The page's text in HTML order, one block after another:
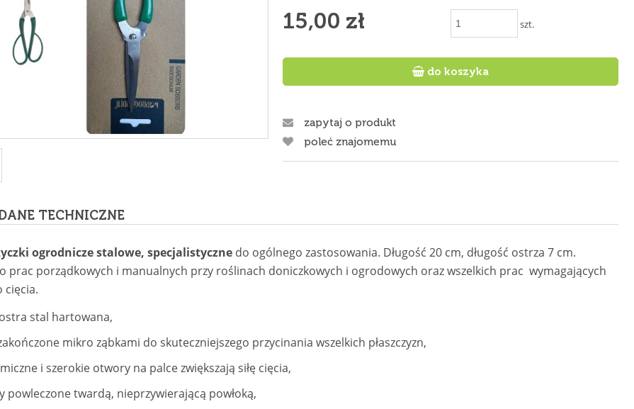
15,00 zł szt.
 do koszyka
zapytaj o produkt
poleć znajomemu
DANE TECHNICZNE
ogrodnicze stalowe, specjalistycznedo ogólnego zastosowania. Długość 20 cm, długość ostrza 7 cm.
prac porządkowych i manualnych przy roślinach doniczkowych i ogrodowych oraz wszelkich prac wymagających
cięcia.
stal hartowana,
mikro ząbkami do skuteczniejszego przycinania wszelkich płaszczyzn,
i szerokie otwory na palce zwiększają siłę cięcia,
powleczone twardą, nieprzywierającą powłoką,